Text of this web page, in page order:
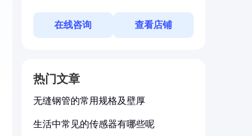
在线咨询 查看店铺
热门文章
无缝钢管的常用规格及壁厚
生活中常见的传感器有哪些呢